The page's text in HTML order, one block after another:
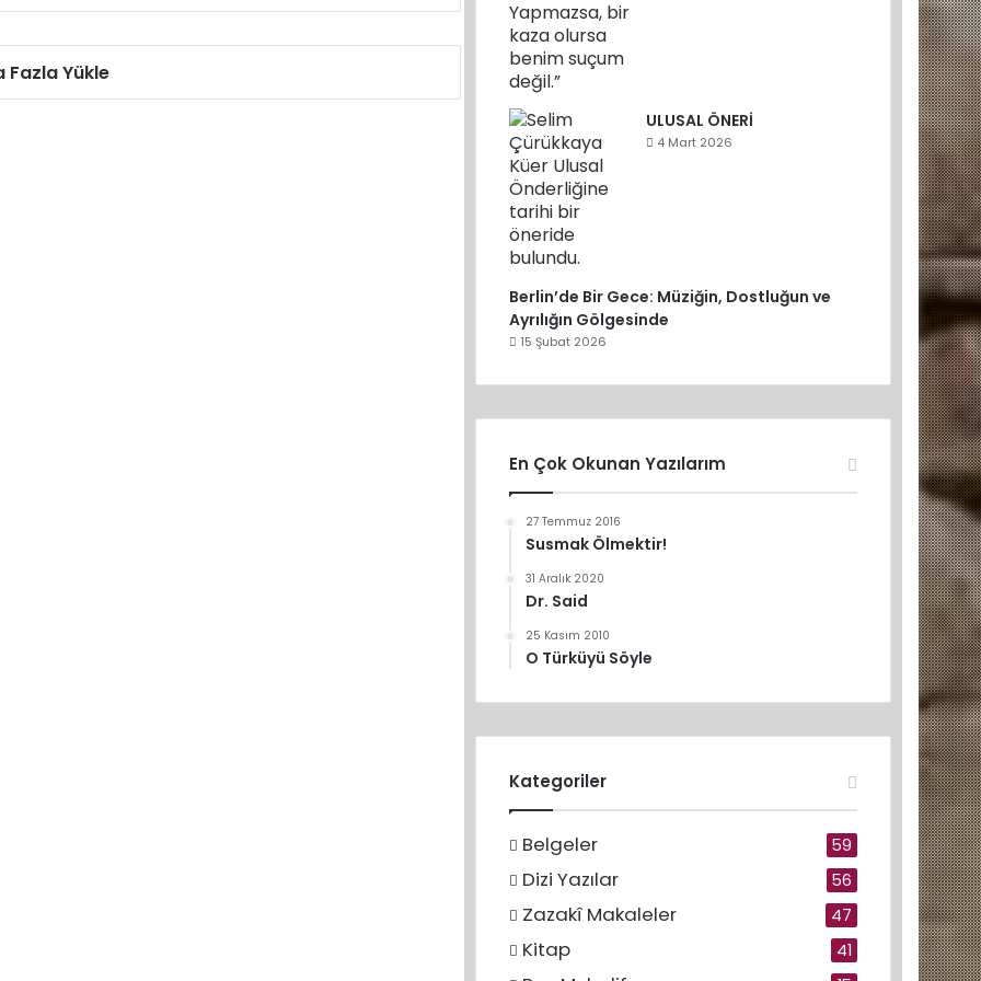
Fazla Yükle
ULUSAL ÖNERİ
4 Mart 2026
Berlin’de Bir Gece: Müziğin, Dostluğun ve
Ayrılığın Gölgesinde
15 Şubat 2026
En Çok Okunan Yazılarım
27 Temmuz 2016
Susmak Ölmektir!
31 Aralık 2020
Dr. Said
25 Kasım 2010
O Türküyü Söyle
Kategoriler
Belgeler 59
Dizi Yazılar 56
Zazakî Makaleler 47
Kitap 41